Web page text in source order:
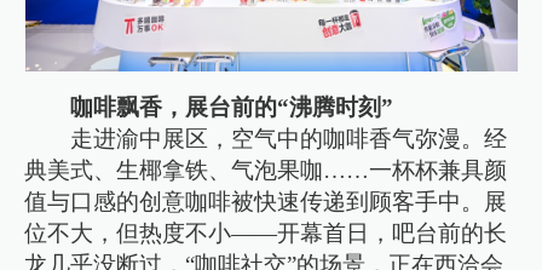
咖啡飘香，展台前的“沸腾时刻”
走进渝中展区，空气中的咖啡香气弥漫。经
典美式、生椰拿铁、气泡果咖……一杯杯兼具颜
值与口感的创意咖啡被快速传递到顾客手中。展
位不大，但热度不小——开幕首日，吧台前的长
龙几乎没断过，“咖啡社交”的场景，正在西洽会